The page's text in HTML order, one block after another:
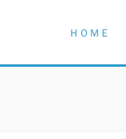
ＨＯＭＥ